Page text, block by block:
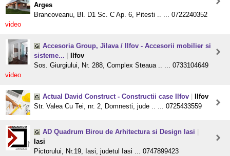
Arges
Brancoveanu, Bl. D1 Sc. C Ap. 6, Pitesti .. ... 0722240352
video
Accesoria Group, Jilava / Ilfov - Accesorii mobilier si
sisteme...
Ilfov
Sos. Giurgiului, Nr. 288, Complex Steaua .. ... 0733104649
video
Actual David Construct - Constructii case Ilfov
Ilfov
Str. Valea Cu Tei, nr. 2, Domnesti, jude .. ... 0725433559
AD Quadrum Birou de Arhitectura si Design Iasi
Iasi
Pictorului, Nr.19, Iasi, judetul Iasi ... 0747899423